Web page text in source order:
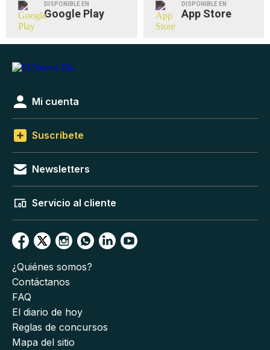
DISPONIBLE EN
Google Play
DISPONIBLE EN
App Store
Mi cuenta
Suscríbete
Newsletters
Servicio al cliente
¿Quiénes somos?
Contáctanos
FAQ
El diario de hoy
Reglas de concursos
Mapa del sitio